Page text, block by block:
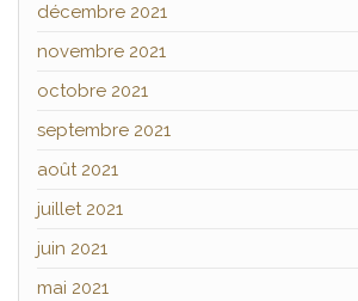
décembre 2021
novembre 2021
octobre 2021
septembre 2021
août 2021
juillet 2021
juin 2021
mai 2021